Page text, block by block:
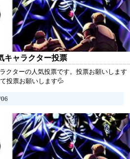
キャラクター投票
クターの人気投票です。投票お願いします
投票お願いします💦